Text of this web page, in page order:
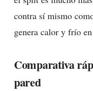
contra sí mismo
genera calor y frío
Comparativa
pared